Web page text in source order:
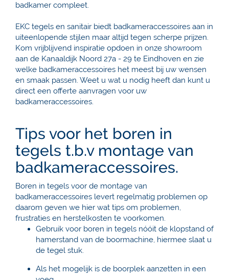
badkamer compleet.
EKC tegels en sanitair biedt badkameraccessoires aan in
uiteenlopende stijlen maar altijd tegen scherpe prijzen.
Kom vrijblijvend inspiratie opdoen in onze showroom
aan de Kanaaldijk Noord 27a - 29 te Eindhoven en zie
welke badkameraccessoires het meest bij uw wensen
en smaak passen. Weet u wat u nodig heeft dan kunt u
direct een offerte aanvragen voor uw
badkameraccessoires.
Tips voor het boren in
tegels t.b.v montage van
badkameraccessoires.
Boren in tegels voor de montage van
badkameraccessoires levert regelmatig problemen op
daarom geven we hier wat tips om problemen,
frustraties en herstelkosten te voorkomen.
Gebruik voor boren in tegels nóóit de klopstand of
hamerstand van de boormachine, hiermee slaat u
de tegel stuk.
Als het mogelijk is de boorplek aanzetten in een